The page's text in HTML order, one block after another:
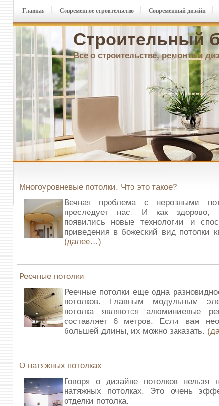
Строительный
Все о строительстве, ремонте и
Главная Современное строительство Современный дизайн
Многоуровневые потолки. Что это такое?
Вечная проблема с неровными
преследует нас. И как здорово,
появились новые технологии и
приведения в божеский вид потолки
(далее…)
Реечные потолки
Реечные потолки еще одна
потолков. Главным модульным
потолка являются алюминиевые
составляет 6 метров. Если вам
большей длины, их можно заказать.
О натяжных потолках
Говоря о дизайне потолков нельзя
натяжных потолках. Это очень
отделки потолка.